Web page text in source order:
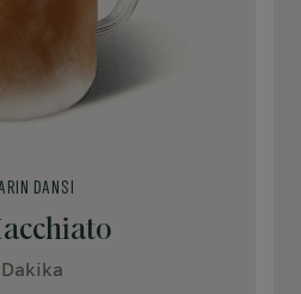
DANSI